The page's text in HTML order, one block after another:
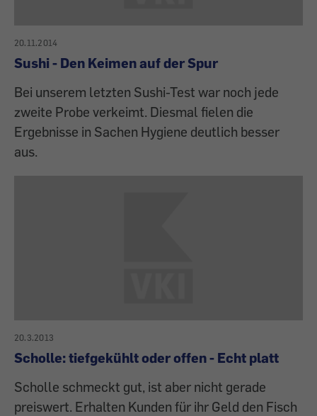
20.11.2014
Sushi - Den Keimen auf der Spur
Bei unserem letzten Sushi-Test war noch jede
zweite Probe verkeimt. Diesmal fielen die
Ergebnisse in Sachen Hygiene deutlich besser
aus.
20.3.2013
Scholle: tiefgekühlt oder offen - Echt platt
Scholle schmeckt gut, ist aber nicht gerade
preiswert. Erhalten Kunden für ihr Geld den Fisch